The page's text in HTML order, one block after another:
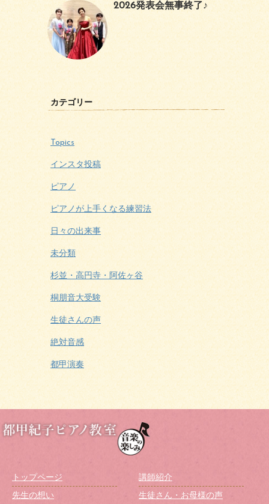
2026発表会無事終了♪
カテゴリー
Topics
インスタ投稿
ピアノ
ピアノが上手くなる練習法
日々の出来事
未分類
杉並・高円寺・阿佐ヶ谷
桐朋音大受験
生徒さんの声
絶対音感
都甲演奏
トップページ
先生の想い
講師紹介
生徒さん・お母様の声